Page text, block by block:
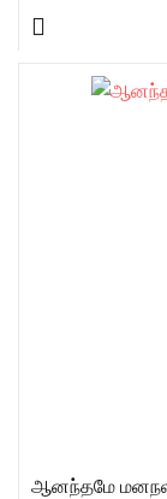
ஆனந்தமே